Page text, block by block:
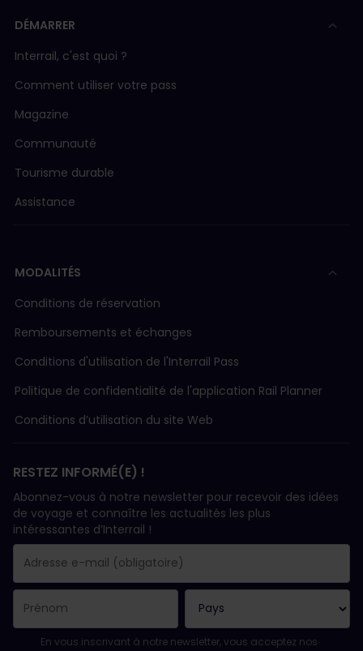
DÉMARRER
Interrail, c'est quoi ?
Comment utiliser votre pass
Magazine
Communauté
Tourisme durable
Assistance
MODALITÉS
Conditions de réservation
Remboursements et échanges
Conditions d'utilisation de l'Interrail Pass
Politique de confidentialité de l'application Rail Planner
Conditions d’utilisation du site Web
RESTEZ INFORMÉ(E) !
Abonnez-vous à notre newsletter pour recevoir des idées
de voyage et connaître les actualités les plus
intéressantes d’Interrail !
Le champ adresse e-mail est obligatoire.
L'adresse e-mail n'est pas valide !
L'inscription à la newsletter a échoué. Veuillez réessayer
Vous êtes déjà abonné(e) à cette newsletter.
Veuillez accepter les conditions générales pour vous inscrire à
En vous inscrivant à notre newsletter, vous acceptez nos